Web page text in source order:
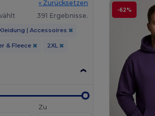
« Zurücksetzen
391 Ergebnisse.
| Accessoires
& Fleece 2XL
Zu
-62%